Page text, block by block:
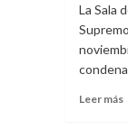
La Sala
Leer más